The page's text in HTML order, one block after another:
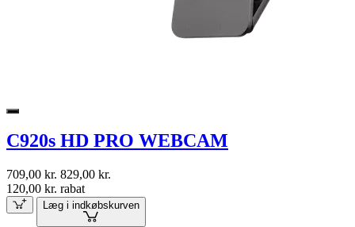
C920s HD PRO WEBCAM
709,00 kr. 829,00 kr.
120,00 kr. rabat
Læg i indkøbskurven